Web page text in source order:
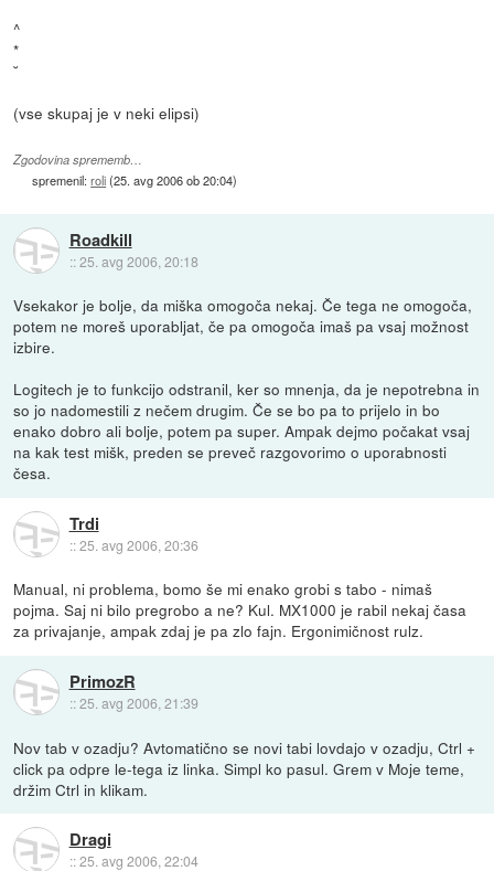
^
*
˘
(vse skupaj je v neki elipsi)
Zgodovina sprememb…
spremenil:roli(25. avg 2006 ob 20:04)
Roadkill
::25. avg 2006, 20:18
Vsekakor je bolje, da miška omogoča nekaj. Če tega ne omogoča,
potem ne moreš uporabljat, če pa omogoča imaš pa vsaj možnost
izbire.
Logitech je to funkcijo odstranil, ker so mnenja, da je nepotrebna in
so jo nadomestili z nečem drugim. Če se bo pa to prijelo in bo
enako dobro ali bolje, potem pa super. Ampak dejmo počakat vsaj
na kak test mišk, preden se preveč razgovorimo o uporabnosti
česa.
Trdi
::25. avg 2006, 20:36
Manual, ni problema, bomo še mi enako grobi s tabo - nimaš
pojma. Saj ni bilo pregrobo a ne? Kul. MX1000 je rabil nekaj časa
za privajanje, ampak zdaj je pa zlo fajn. Ergonimičnost rulz.
PrimozR
::25. avg 2006, 21:39
Nov tab v ozadju? Avtomatično se novi tabi lovdajo v ozadju, Ctrl +
click pa odpre le-tega iz linka. Simpl ko pasul. Grem v Moje teme,
držim Ctrl in klikam.
Dragi
::25. avg 2006, 22:04